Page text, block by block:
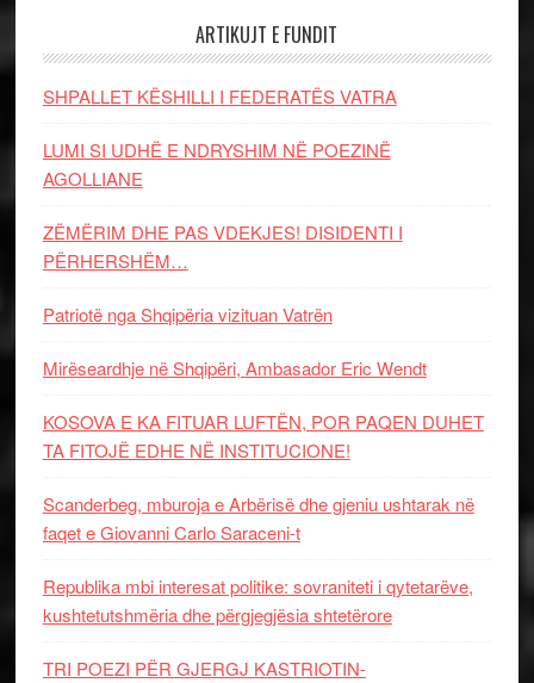
ARTIKUJT E FUNDIT
SHPALLET KËSHILLI I FEDERATËS VATRA
LUMI SI UDHË E NDRYSHIM NË POEZINË
AGOLLIANE
ZËMËRIM DHE PAS VDEKJES! DISIDENTI I
PËRHERSHËM…
Patriotë nga Shqipëria vizituan Vatrën
Mirëseardhje në Shqipëri, Ambasador Eric Wendt
KOSOVA E KA FITUAR LUFTËN, POR PAQEN DUHET
TA FITOJË EDHE NË INSTITUCIONE!
Scanderbeg, mburoja e Arbërisë dhe gjeniu ushtarak në
faqet e Giovanni Carlo Saraceni-t
Republika mbi interesat politike: sovraniteti i qytetarëve,
kushtetutshmëria dhe përgjegjësia shtetërore
TRI POEZI PËR GJERGJ KASTRIOTIN-